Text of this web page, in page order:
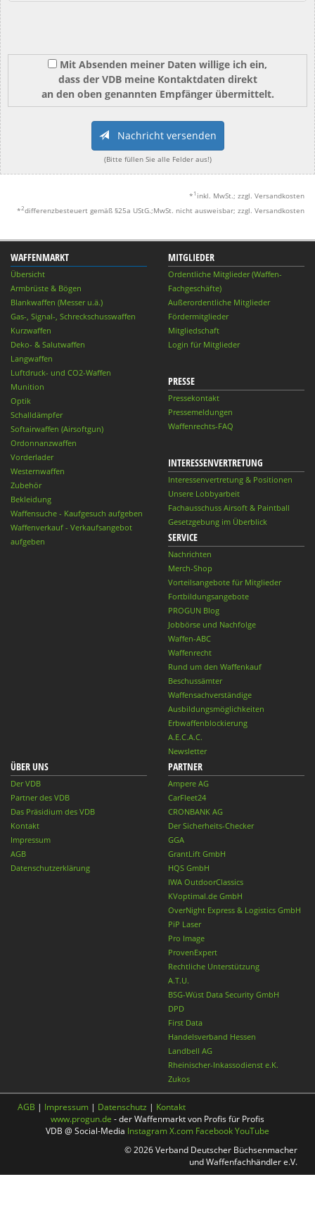
Mit Absenden meiner Daten willige ich ein,
dass der VDB meine Kontaktdaten direkt
an den oben genannten Empfänger übermittelt.
Nachricht versenden
(Bitte füllen Sie alle Felder aus!)
* 1 inkl. MwSt.; zzgl. Versandkosten
*2differenzbesteuert gemäß §25a UStG.;MwSt. nicht ausweisbar; zzgl. Versandkosten
WAFFENMARKT
Übersicht
Armbrüste & Bögen
Blankwaffen (Messer u.ä.)
Gas-, Signal-, Schreckschusswaffen
Kurzwaffen
Deko- & Salutwaffen
Langwaffen
Luftdruck- und CO2-Waffen
Munition
Optik
Schalldämpfer
Softairwaffen (Airsoftgun)
Ordonnanzwaffen
Vorderlader
Westernwaffen
Zubehör
Bekleidung
Waffensuche - Kaufgesuch aufgeben
Waffenverkauf - Verkaufsangebot
aufgeben
MITGLIEDER
Ordentliche Mitglieder (Waffen-
Fachgeschäfte)
Außerordentliche Mitglieder
Fördermitglieder
Mitgliedschaft
Login für Mitglieder
PRESSE
Pressekontakt
Pressemeldungen
Waffenrechts-FAQ
INTERESSENVERTRETUNG
Interessenvertretung & Positionen
Unsere Lobbyarbeit
Fachausschuss Airsoft & Paintball
Gesetzgebung im Überblick
SERVICE
Nachrichten
Merch-Shop
Vorteilsangebote für Mitglieder
Fortbildungsangebote
PROGUN Blog
Jobbörse und Nachfolge
Waffen-ABC
Waffenrecht
Rund um den Waffenkauf
Beschussämter
Waffensachverständige
Ausbildungsmöglichkeiten
Erbwaffenblockierung
A.E.C.A.C.
Newsletter
ÜBER UNS
Der VDB
Partner des VDB
Das Präsidium des VDB
Kontakt
Impressum
AGB
Datenschutzerklärung
PARTNER
Ampere AG
CarFleet24
CRONBANK AG
Der Sicherheits-Checker
GGA
GrantLift GmbH
HQS GmbH
IWA OutdoorClassics
KVoptimal.de GmbH
OverNight Express & Logistics GmbH
PiP Laser
Pro Image
ProvenExpert
Rechtliche Unterstützung
A.T.U.
BSG-Wüst Data Security GmbH
DPD
First Data
Handelsverband Hessen
Landbell AG
Rheinischer-Inkassodienst e.K.
Zukos
AGB | Impressum | Datenschutz | Kontakt
www.progun.de - der Waffenmarkt von Profis für Profis
VDB @ Social-Media InstagramX.com FacebookYouTube
© 2026 Verband Deutscher Büchsenmacher
und Waffenfachhändler e.V.